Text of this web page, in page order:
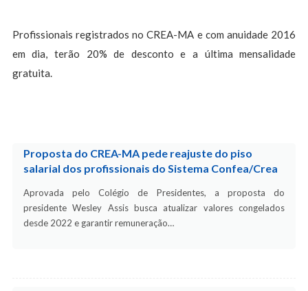
Profissionais registrados no CREA-MA e com anuidade 2016
em dia, terão 20% de desconto e a última mensalidade
gratuita.
Proposta do CREA-MA pede reajuste do piso
salarial dos profissionais do Sistema Confea/Crea
Aprovada pelo Colégio de Presidentes, a proposta do
presidente Wesley Assis busca atualizar valores congelados
desde 2022 e garantir remuneração…